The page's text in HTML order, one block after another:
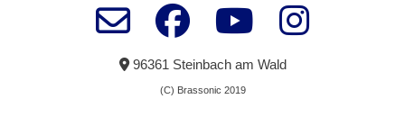
96361 Steinbach am Wald
(C) Brassonic 2019